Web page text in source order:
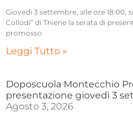
Giovedì 3 settembre, alle ore 18:00,
Collodi” di Thiene la serata di
promosso
Leggi Tutto »
Doposcuola Montecchio
presentazione giovedì 3
Agosto 3, 2026